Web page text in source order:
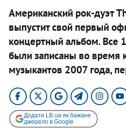
Американский рок-дуэт
выпустит свой первый
концертный альбом. Все
были записаны во время
музыкантов 2007 года,
Додати LB.ua як бажане
джерело в Google